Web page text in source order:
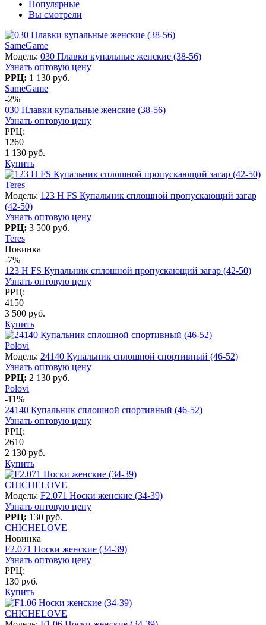
Популярные
Вы смотрели
SameGame
Модель: 030 Плавки купальные женские (38-56)
Узнать оптовую цену
РРЦ: 1 130 руб.
SameGame
-2%
030 Плавки купальные женские (38-56)
Узнать оптовую цену
РРЦ:
1260
1 130 руб.
Купить
Teres
Модель: 123 H FS Купальник сплошной пропускающий загар
(42-50)
Узнать оптовую цену
РРЦ: 3 500 руб.
Teres
Новинка
-7%
123 H FS Купальник сплошной пропускающий загар (42-50)
Узнать оптовую цену
РРЦ:
4150
3 500 руб.
Купить
Polovi
Модель: 24140 Купальник сплошной спортивный (46-52)
Узнать оптовую цену
РРЦ: 2 130 руб.
Polovi
-11%
24140 Купальник сплошной спортивный (46-52)
Узнать оптовую цену
РРЦ:
2610
2 130 руб.
Купить
CHICHELOVE
Модель: F2.071 Носки женские (34-39)
Узнать оптовую цену
РРЦ: 130 руб.
CHICHELOVE
Новинка
F2.071 Носки женские (34-39)
Узнать оптовую цену
РРЦ:
130 руб.
Купить
CHICHELOVE